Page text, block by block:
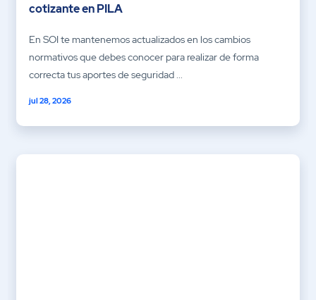
cotizante en PILA
En SOI te mantenemos actualizados en los cambios
normativos que debes conocer para realizar de forma
correcta tus aportes de seguridad ...
jul 28, 2026